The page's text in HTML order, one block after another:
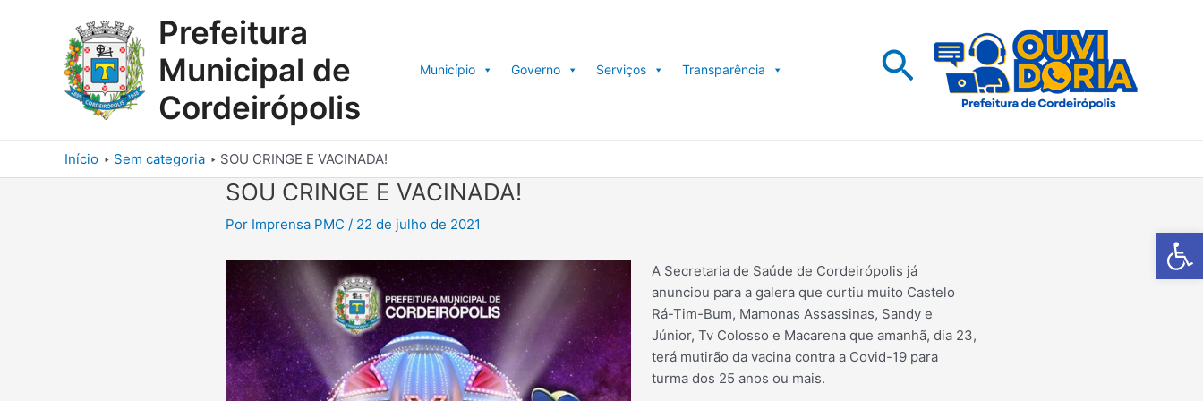
Barra de
Prefeitura
Municipal de
Cordeirópolis
Município Governo Serviços Transparência Pesquisar
Início Sem categoria SOU CRINGE E VACINADA!
SOU CRINGE E VACINADA!
Por Imprensa PMC / 22 de julho de 2021
A Secretaria de Saúde de Cordeirópolis já
anunciou para a galera que curtiu muito Castelo
Rá-Tim-Bum, Mamonas Assassinas, Sandy e
Júnior, Tv Colosso e Macarena que amanhã, dia 23,
terá mutirão da vacina contra a Covid-19 para
turma dos 25 anos ou mais.